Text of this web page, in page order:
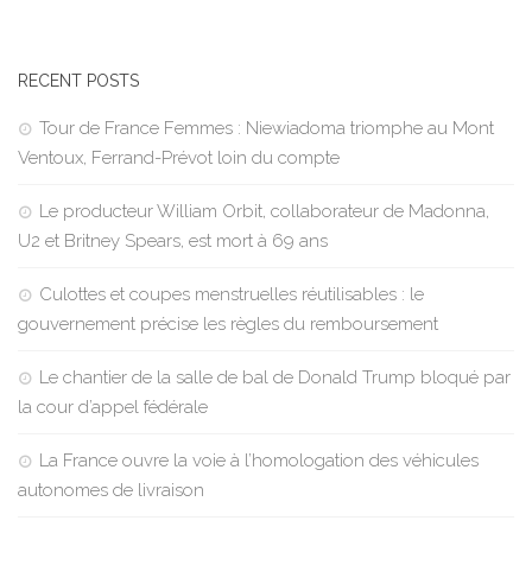
RECENT POSTS
Tour de France Femmes : Niewiadoma triomphe au Mont
Ventoux, Ferrand-Prévot loin du compte
Le producteur William Orbit, collaborateur de Madonna,
U2 et Britney Spears, est mort à 69 ans
Culottes et coupes menstruelles réutilisables : le
gouvernement précise les règles du remboursement
Le chantier de la salle de bal de Donald Trump bloqué par
la cour d’appel fédérale
La France ouvre la voie à l’homologation des véhicules
autonomes de livraison